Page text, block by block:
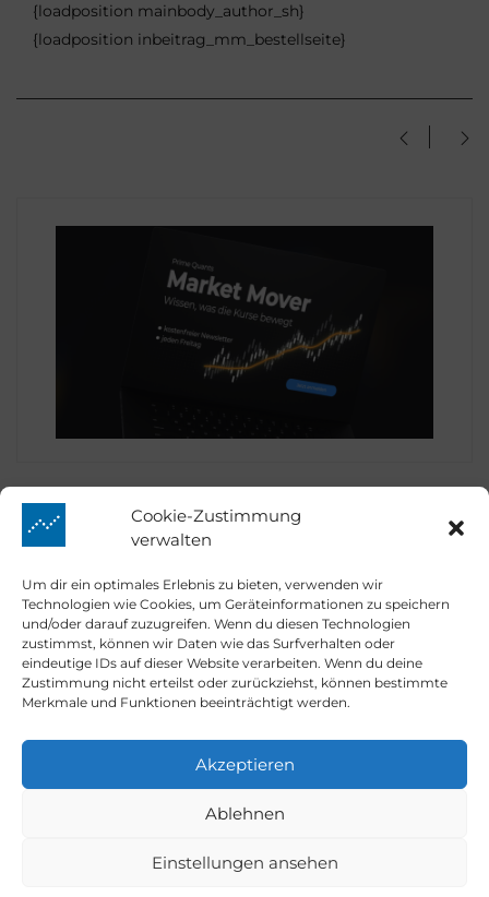
Cookie-Zustimmung
verwalten
Um dir ein optimales Erlebnis zu bieten, verwenden wir
Technologien wie Cookies, um Geräteinformationen zu speichern
und/oder darauf zuzugreifen. Wenn du diesen Technologien
zustimmst, können wir Daten wie das Surfverhalten oder
eindeutige IDs auf dieser Website verarbeiten. Wenn du deine
Zustimmung nicht erteilst oder zurückziehst, können bestimmte
Merkmale und Funktionen beeinträchtigt werden.
Akzeptieren
Ablehnen
Einstellungen ansehen
{loadposition mainbody_author_sh}
{loadposition inbeitrag_mm_bestellseite}
Prime Quants
Market Mover